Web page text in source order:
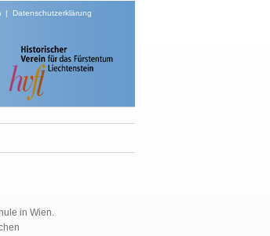
| Datenschutzerklärung
in Wien.